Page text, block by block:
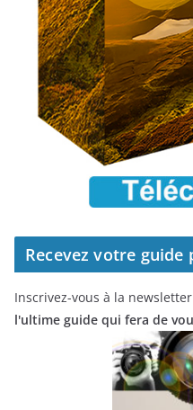
Recevez votre guide
Inscrivez-vous à la
l'ultime guide qui fera de